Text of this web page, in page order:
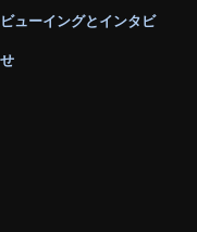
ューイングとインタビ